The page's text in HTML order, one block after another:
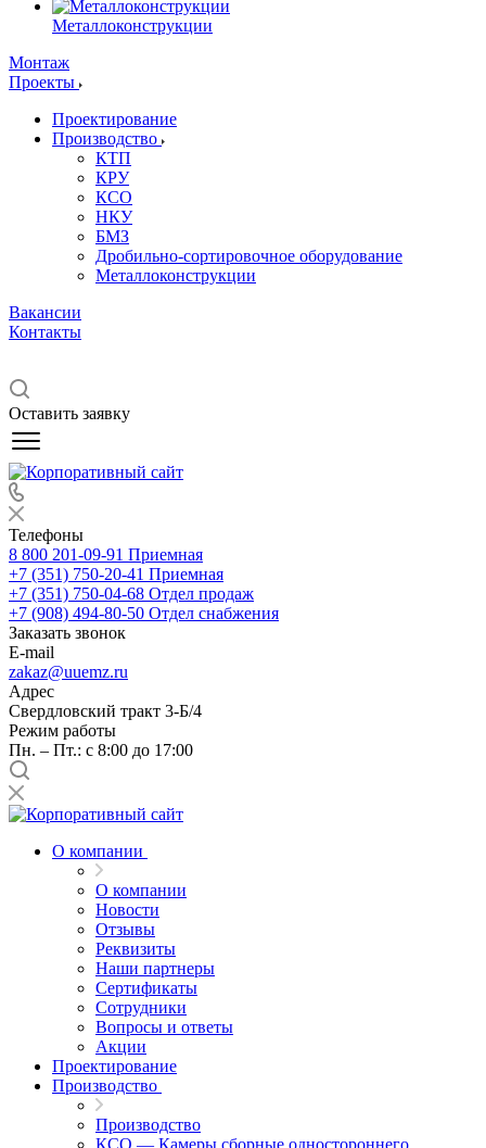
Металлоконструкции
Монтаж
Проекты
Проектирование
Производство
КТП
КРУ
КСО
НКУ
БМЗ
Дробильно-сортировочное оборудование
Металлоконструкции
Вакансии
Контакты
Оставить заявку
Телефоны
8 800 201-09-91 Приемная
+7 (351) 750-20-41 Приемная
+7 (351) 750-04-68 Отдел продаж
+7 (908) 494-80-50 Отдел снабжения
Заказать звонок
E-mail
zakaz@uuemz.ru
Адрес
Свердловский тракт 3-Б/4
Режим работы
Пн. – Пт.: с 8:00 до 17:00
О компании
О компании
Новости
Отзывы
Реквизиты
Наши партнеры
Сертификаты
Сотрудники
Вопросы и ответы
Акции
Проектирование
Производство
Производство
КСО — Камеры сборные одностороннего